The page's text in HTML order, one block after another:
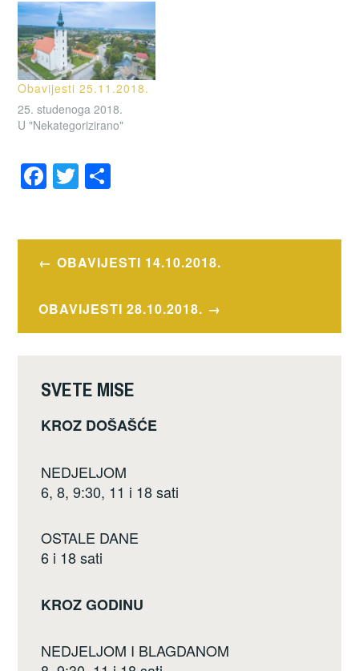
Obavijesti 25.11.2018.
25. studenoga 2018.
U "Nekategorizirano"
F
e
b
o
o
T
er e
Navigacija
OBAVIJESTI 14.10.2018.
OBAVIJESTI 28.10.2018.
SVETE MISE
KROZ DOŠAŠĆE
NEDJELJOM
6, 8, 9:30, 11 i 18 sati
OSTALE DANE
6 i 18 sati
KROZ GODINU
NEDJELJOM I BLAGDANOM